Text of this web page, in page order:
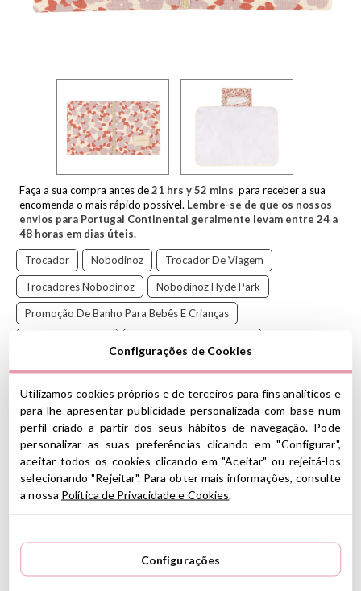
Faça a sua compra antes de21 hrs y52 mins para receber a sua
encomenda o mais rápido possível. Lembre-se de que os nossos
envios para Portugal Continental geralmente levam entre 24 a
48 horas em dias úteis.
Trocador Nobodinoz Trocador De Viagem
Trocadores Nobodinoz Nobodinoz Hyde Park
Promoção De Banho Para Bebês E Crianças
cuidar do seu bebê.
Isso tornará a troca de fraldas uma tarefa fácil. Ele se dobra em
quatro, o que o torna muito prático e elegante
Muito confortável para seu bebê e com forro impermeável, muito
fácil de lavar e secar.
A Nobodinozé uma marca de decoração e artigos para bebês e
Características:
Composição externa: algodão 100% orgânico
Forro: 100% poliéster impermeável
Configurações de Cookies
Utilizamos cookies próprios e de terceiros para fins analíticos e
para lhe apresentar publicidade personalizada com base num
perfil criado a partir dos seus hábitos de navegação. Pode
personalizar as suas preferências clicando em "Configurar",
aceitar todos os cookies clicando em "Aceitar" ou rejeitá-los
selecionando "Rejeitar". Para obter mais informações, consulte
a nossa Política de Privacidade e Cookies.
Configurações